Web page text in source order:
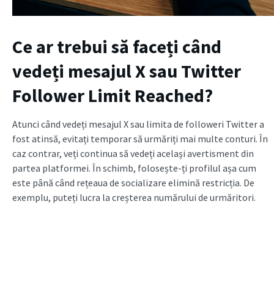
Ce ar trebui să faceți când
vedeți mesajul X sau Twitter
Follower Limit Reached?
Atunci când vedeți mesajul X sau limita de followeri Twitter a
fost atinsă, evitați temporar să urmăriți mai multe conturi. În
caz contrar, veți continua să vedeți același avertisment din
partea platformei. În schimb, folosește-ți profilul așa cum
este până când rețeaua de socializare elimină restricția. De
exemplu, puteți lucra la creșterea numărului de urmăritori.